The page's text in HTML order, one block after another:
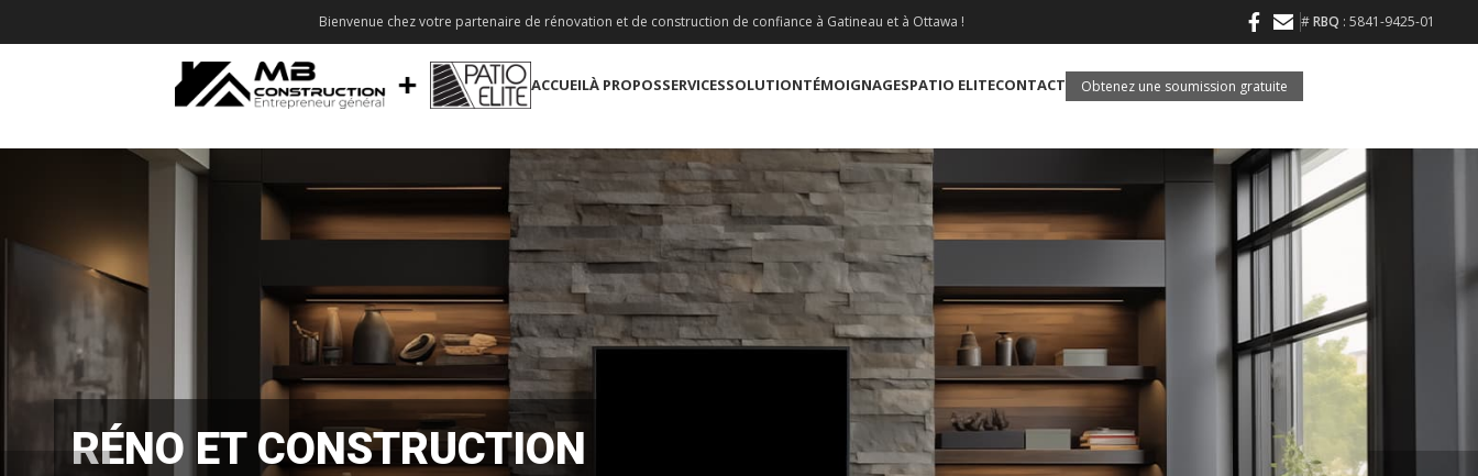
Bienvenue chez votre partenaire de rénovation et de construction de confiance à Gatineau et à Ottawa ! #RBQ : 5841-9425-01
ACCUEILÀ PROPOSSERVICESSOLUTIONTÉMOIGNAGESPATIO ELITECONTACT Obtenez une soumission gratuite
RÉNO ET CONSTRUCTION